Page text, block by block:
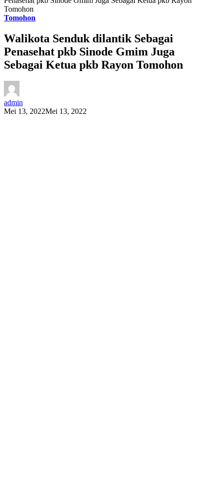
Tomohon
Tomohon
Walikota Senduk dilantik Sebagai
Penasehat pkb Sinode Gmim Juga
Sebagai Ketua pkb Rayon Tomohon
admin
Mei 13, 2022Mei 13, 2022